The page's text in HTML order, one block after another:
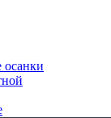
осанки